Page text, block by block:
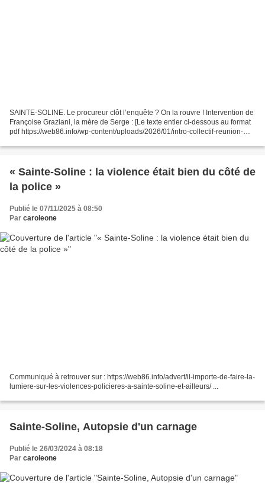
SAINTE-SOLINE. Le procureur clôt l’enquête ? On la rouvre ! Intervention de
Françoise Graziani, la mère de Serge : [Le texte entier ci-dessous au format
pdf https://web86.info/wp-content/uploads/2026/01/intro-collectif-reunion-
« Sainte-Soline : la violence était bien du côté de
la police »
Publié le 07/11/2025 à 08:50
Par caroleone
Communiqué à retrouver sur : https://web86.info/advert/il-importe-de-faire-la-
lumiere-sur-les-violences-policieres-a-sainte-soline-et-ailleurs/ ...
Sainte-Soline, Autopsie d'un carnage
Publié le 26/03/2024 à 08:18
Par caroleone